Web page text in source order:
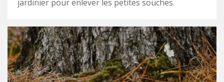
jardinier pour enlever les petites souches.